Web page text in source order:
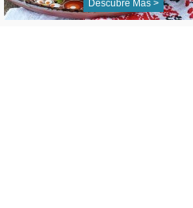
Descubre Más >